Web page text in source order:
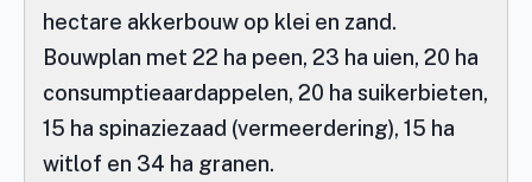
hectare akkerbouw op klei en zand.
Bouwplan met 22 ha peen, 23 ha uien, 20 ha
consumptieaardappelen, 20 ha suikerbieten,
15 ha spinaziezaad (vermeerdering), 15 ha
witlof en 34 ha granen.